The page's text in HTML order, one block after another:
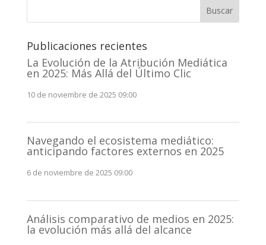
i
v
e
Buscar
Publicaciones recientes
La Evolución de la Atribución Mediática
en 2025: Más Allá del Último Clic
10 de noviembre de 2025 09:00
Navegando el ecosistema mediático:
anticipando factores externos en 2025
6 de noviembre de 2025 09:00
Análisis comparativo de medios en 2025:
la evolución más allá del alcance